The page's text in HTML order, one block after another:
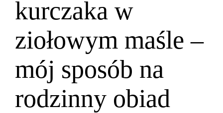
kurczaka w
ziołowym maśle –
mój sposób na
rodzinny obiad